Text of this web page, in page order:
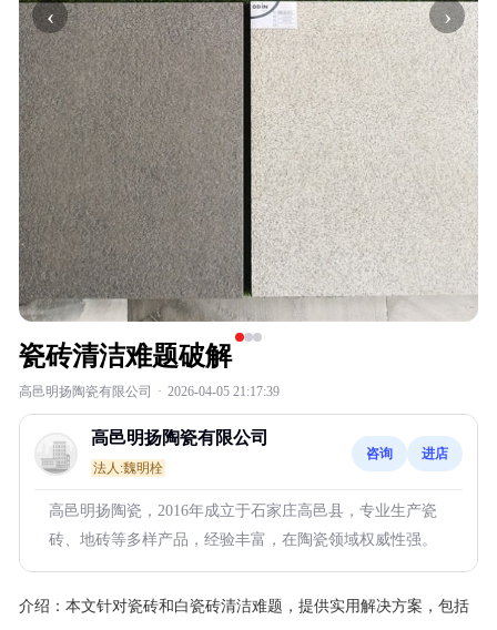
‹ ›
瓷砖清洁难题破解
高邑明扬陶瓷有限公司 · 2026-04-05 21:17:39
高邑明扬陶瓷有限公司
法人:魏明栓
咨询 进店
高邑明扬陶瓷，2016年成立于石家庄高邑县，专业生产瓷
砖、地砖等多样产品，经验丰富，在陶瓷领域权威性强。
介绍： 本文针对瓷砖和白瓷砖清洁难题，提供实用解决方案，包括